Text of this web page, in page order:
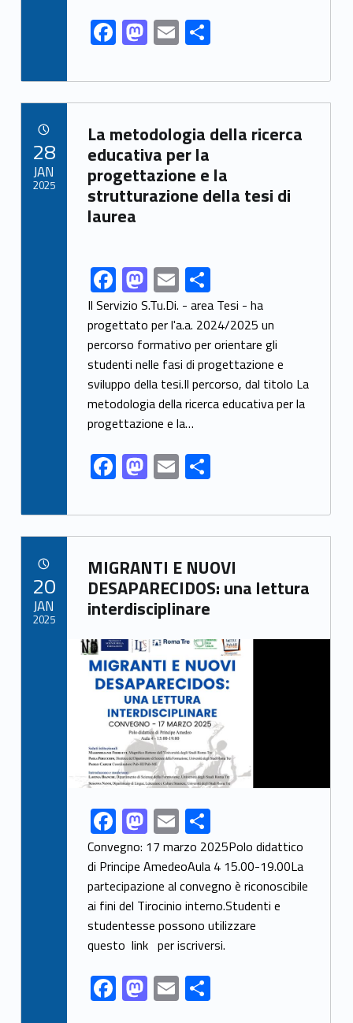
k
F
ac
e
b
o
o
k
M
as
to
d
o
n
E
m
ai
l
S
ar
e
Link identifier archive #link-archive-26667
La metodologia della ricerca
educativa per la
progettazione e la
strutturazione della tesi di
laurea
Link identifier share facebook archive #share-link-archive-33276F
ac
e
b
o
o
k
M
as
to
d
o
n
E
m
ai
l
S
h
ar
e
Il Servizio S.Tu.Di. - area Tesi - ha
progettato per l'a.a. 2024/2025 un
percorso formativo per orientare gli
studenti nelle fasi di progettazione e
sviluppo della tesi.Il percorso, dal titolo La
metodologia della ricerca educativa per la
progettazione e la…
F
ac
e
b
o
o
k
M
as
to
d
o
n
E
m
ai
l
S
h
ar
e
28
JAN
2025
Link identifier archive #link-archive-82403
MIGRANTI E NUOVI
DESAPARECIDOS: una lettura
interdisciplinare
Link identifier archive #link-archive-thumb-soap-4925
Link identifier share facebook archive #share-link-archive-635 F
ac
e
b
o
o
k
M
as
to
d
o
n
E
m
ai
l
S
h
ar
e
Convegno: 17 marzo 2025Polo didattico
di Principe AmedeoAula 4 15.00-19.00La
partecipazione al convegno è riconoscibile
ai fini del Tirocinio interno.Studenti e
studentesse possono utilizzare
questo link per iscriversi.
F
ac
M
as
E
m
S
20
JAN
2025